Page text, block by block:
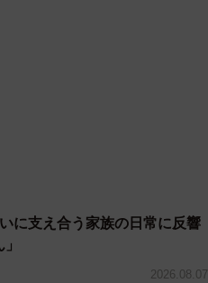
衛生学・衛生学講座教授 内
に支え合う家族の日常に反響
2026.08.07